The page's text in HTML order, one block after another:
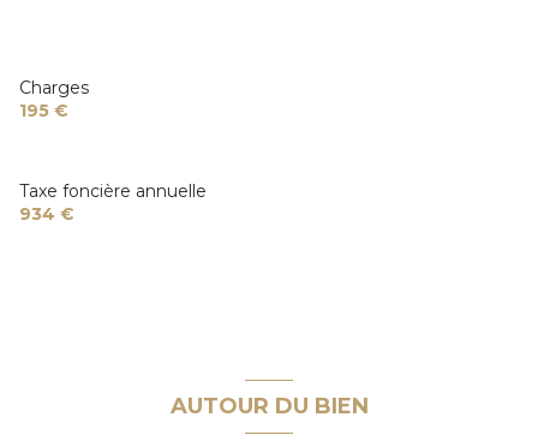
Charges
195 €
Taxe foncière annuelle
934 €
AUTOUR DU BIEN